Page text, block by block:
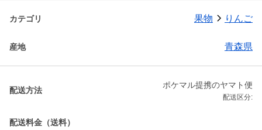
カテゴリ 果物 りんご
産地 青森県
配送方法
ポケマル提携のヤマト便
配送区分:
配送料金（送料）